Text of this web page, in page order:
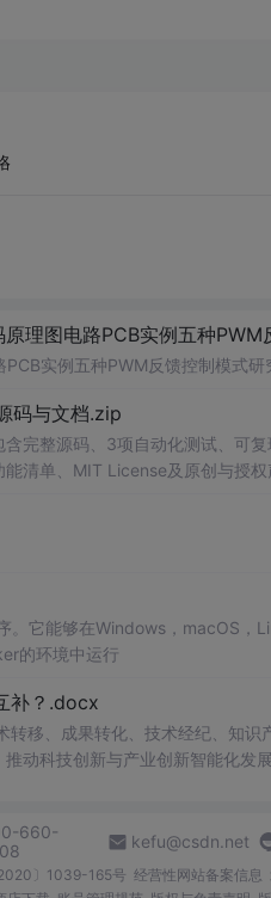
理图电路PCB实例五种PWM
实例五种PWM反馈控制模式研
码与文档.zip
完整源码、3项自动化测试、可
清单、MIT License及原创与授
前端开发、AI应用工程、测试审计
它能够在Windows，macOS，
的环境中运行
补？.docx
移、成果转化、技术经纪、知识
动科技创新与产业创新智能化发展
660-
kefu@csdn.net
〕1039-165号 经营性网站备案信息